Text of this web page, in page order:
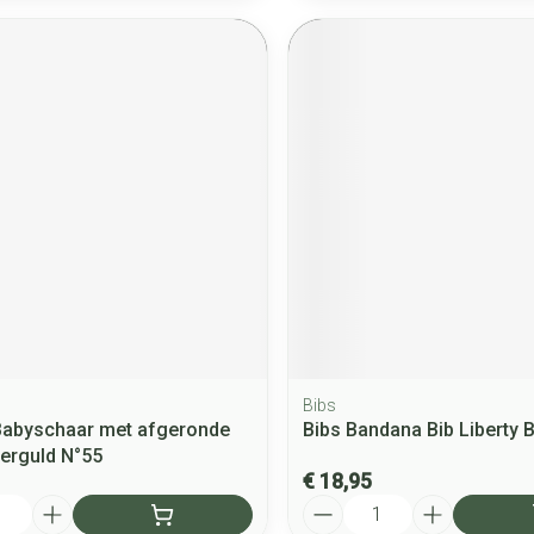
met afgeronde
N°55
Bibs
Bibs Bandana Bib Liberty
€ 18,95